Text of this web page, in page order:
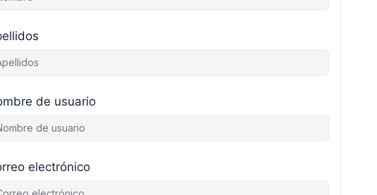
de usuario
electrónico